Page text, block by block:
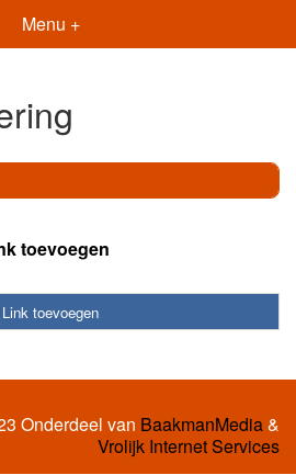
Menu +
toevoegen
Link toevoegen
Onderdeel van BaakmanMedia&
Vrolijk Internet Services